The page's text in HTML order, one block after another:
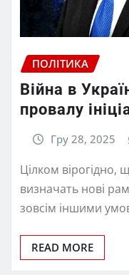
ПОЛІТИКА
Війна в
провалу
Гру 28, 2025
Цілком вірогідно,
визначать нові
зовсім іншими
READ MORE